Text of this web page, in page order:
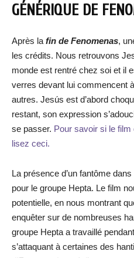
GÉNÉRIQUE DE
Après la fin de Fenomenas,
les crédits. Nous retrouvons
monde est rentré chez soi et il
verres devant lui commencent
autres. Jesús est d’abord
restant, son expression
se passer. Pour savoir si le film
lisez ceci.
La présence d’un fantôme
pour le groupe Hepta. Le film
potentielle, en nous montrant
enquêter sur de nombreuses
groupe Hepta a travaillé
s’attaquant à certaines des